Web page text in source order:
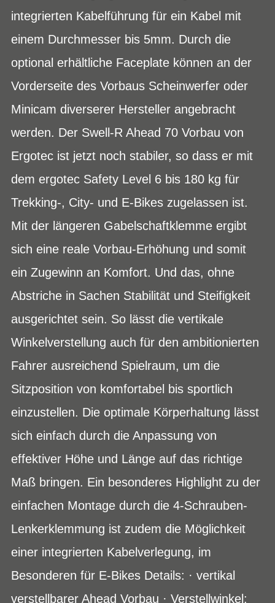
integrierten Kabelführung für ein Kabel mit
einem Durchmesser bis 5mm. Durch die
optional erhältliche Faceplate können an der
Vorderseite des Vorbaus Scheinwerfer oder
Minicam diverserer Hersteller angebracht
werden. Der Swell-R Ahead 70 Vorbau von
Ergotec ist jetzt noch stabiler, so dass er mit
dem ergotec Safety Level 6 bis 180 kg für
Trekking-, City- und E-Bikes zugelassen ist.
Mit der längeren Gabelschaftklemme ergibt
sich eine reale Vorbau-Erhöhung und somit
ein Zugewinn an Komfort. Und das, ohne
Abstriche in Sachen Stabilität und Steifigkeit
ausgerichtet sein. So lässt die vertikale
Winkelverstellung auch für den ambitionierten
Fahrer ausreichend Spielraum, um die
Sitzposition von komfortabel bis sportlich
einzustellen. Die optimale Körperhaltung lässt
sich einfach durch die Anpassung von
effektiver Höhe und Länge auf das richtige
Maß bringen. Ein besonderes Highlight zu der
einfachen Montage durch die 4-Schrauben-
Lenkerklemmung ist zudem die Möglichkeit
einer integrierten Kabelverlegung, im
Besonderen für E-Bikes Details: · vertikal
verstellbarer Ahead Vorbau · Verstellwinkel: